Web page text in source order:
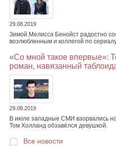
29.08.2019
Зимой Мелисса Бенойст радостно
возлюбленным и коллегой по
«Со мной такое впервые»:
роман, навязанный
29.08.2019
В июле западные СМИ взорвались
Том Холланд обзавёлся девушкой.
Все новости